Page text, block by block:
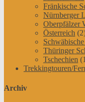
Fränkische
Nürnberger
Oberpfälzer
Österreich
Thüringer
Tschechien
Trekkingtouren/
Archiv